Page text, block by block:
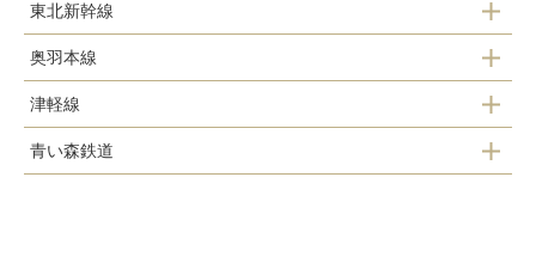
新青森駅
東北新幹線
新青森駅
奥羽本線
浪岡駅
大釈迦駅
津軽線
青森駅
青い森鉄道